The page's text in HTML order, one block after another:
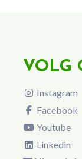
VOLG
Instagram
Facebook
Youtube
Linkedin